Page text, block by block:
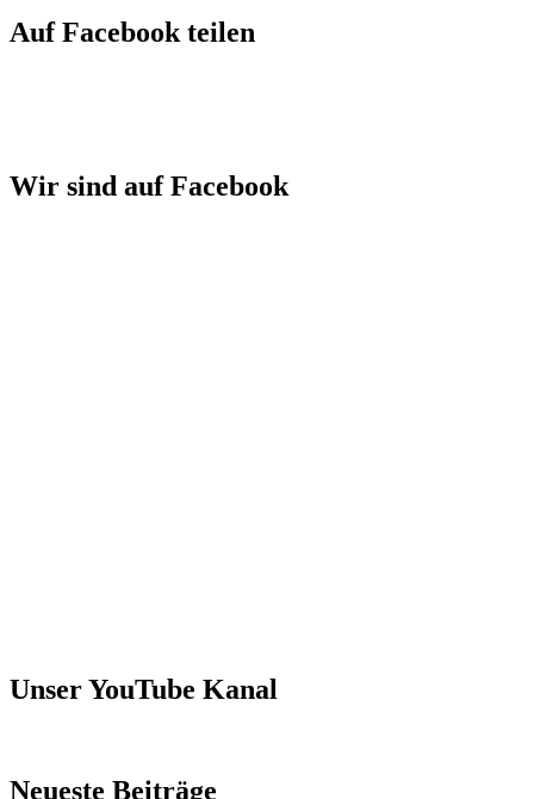
Auf Facebook teilen
Wir sind auf Facebook
Unser YouTube Kanal
Neueste Beiträge